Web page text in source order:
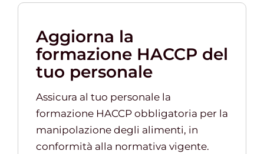
Aggiorna la
formazione HACCP del
tuo personale
Assicura al tuo personale la
formazione HACCP obbligatoria per la
manipolazione degli alimenti, in
conformità alla normativa vigente.